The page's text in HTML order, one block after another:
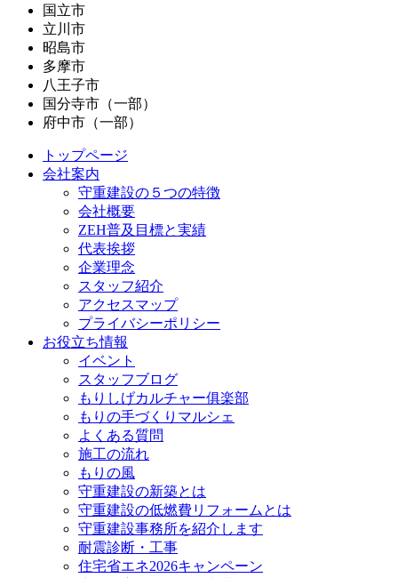
国立市
立川市
昭島市
多摩市
八王子市
国分寺市（一部）
府中市（一部）
トップページ
会社案内
守重建設の５つの特徴
会社概要
ZEH普及目標と実績
代表挨拶
企業理念
スタッフ紹介
アクセスマップ
プライバシーポリシー
お役立ち情報
イベント
スタッフブログ
もりしげカルチャー俱楽部
もりの手づくりマルシェ
よくある質問
施工の流れ
もりの風
守重建設の新築とは
守重建設の低燃費リフォームとは
守重建設事務所を紹介します
耐震診断・工事
住宅省エネ2026キャンペーン